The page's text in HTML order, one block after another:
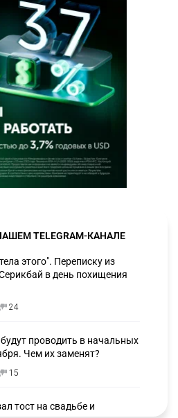
TELEGRAM-КАНАЛЕ
этого". Переписку из
в день похищения
24
проводить в начальных
Чем их заменят?
15
тост на свадьбе и